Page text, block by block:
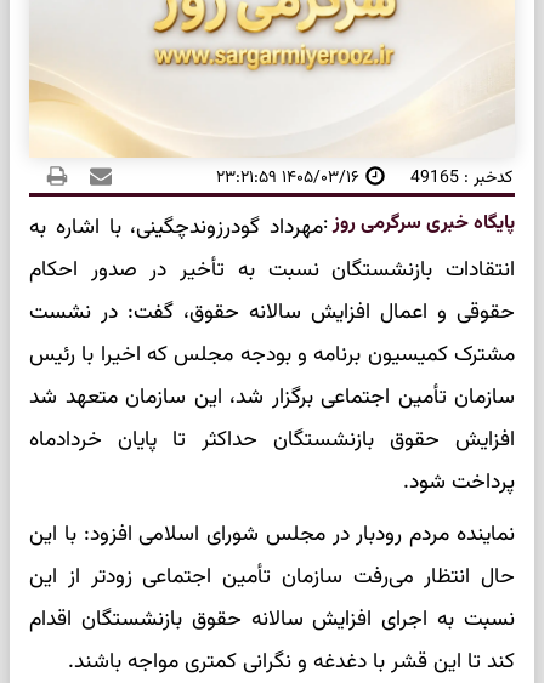
کدخبر : 49165 ۱۴۰۵/۰۳/۱۶ ۲۳:۲۱:۵۹
پایگاه خبری سرگرمی روز:مهرداد گودرزوند‌چگینی، با اشاره به
انتقادات بازنشستگان نسبت به تأخیر در صدور احکام
حقوقی و اعمال افزایش سالانه حقوق، گفت: در نشست
مشترک کمیسیون برنامه و بودجه مجلس که اخیرا با رئیس
سازمان تأمین اجتماعی برگزار شد، این سازمان متعهد شد
افزایش حقوق بازنشستگان حداکثر تا پایان خردادماه
پرداخت شود.
نماینده مردم رودبار در مجلس شورای اسلامی افزود: با این
حال انتظار می‌رفت سازمان تأمین اجتماعی زودتر از این
نسبت به اجرای افزایش سالانه حقوق بازنشستگان اقدام
کند تا این قشر با دغدغه و نگرانی کمتری مواجه باشند.